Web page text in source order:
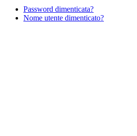
Password dimenticata?
Nome utente dimenticato?